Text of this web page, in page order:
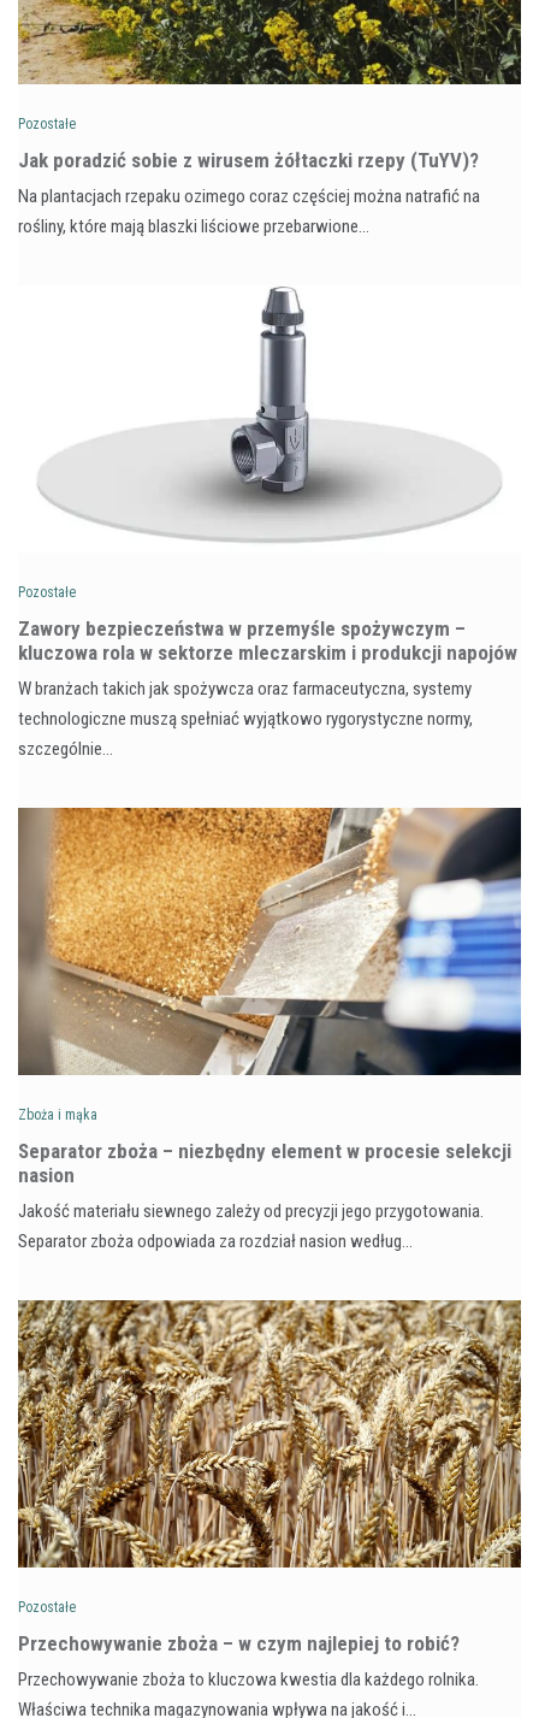
Pozostałe
​Jak poradzić sobie z wirusem żółtaczki rzepy (TuYV)?
Na plantacjach rzepaku ozimego coraz częściej można natrafić na
rośliny, które mają blaszki liściowe przebarwione…
Pozostałe
Zawory bezpieczeństwa w przemyśle spożywczym –
kluczowa rola w sektorze mleczarskim i produkcji napojów
W branżach takich jak spożywcza oraz farmaceutyczna, systemy
technologiczne muszą spełniać wyjątkowo rygorystyczne normy,
szczególnie…
Zboża i mąka
Separator zboża – niezbędny element w procesie selekcji
nasion
Jakość materiału siewnego zależy od precyzji jego przygotowania.
Separator zboża odpowiada za rozdział nasion według…
Pozostałe
Przechowywanie zboża – w czym najlepiej to robić?
Przechowywanie zboża to kluczowa kwestia dla każdego rolnika.
Właściwa technika magazynowania wpływa na jakość i…